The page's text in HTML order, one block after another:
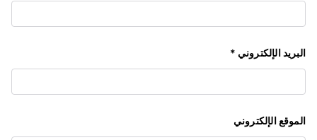
البريد الإلكتروني *
الموقع الإلكتروني